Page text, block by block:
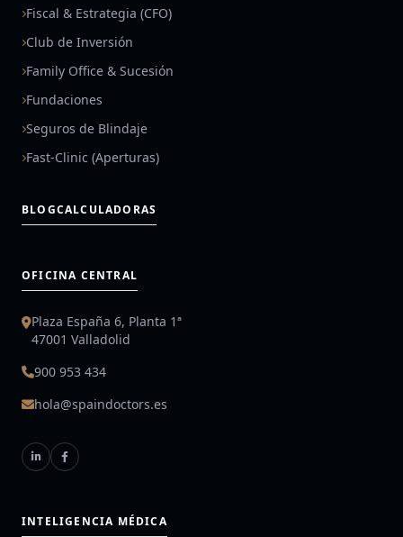
Fiscal & Estrategia (CFO)
Club de Inversión
Family Office & Sucesión
Fundaciones
Seguros de Blindaje
Fast-Clinic (Aperturas)
BLOGCALCULADORAS
OFICINA CENTRAL
Plaza España 6, Planta 1ª
47001 Valladolid
900 953 434
hola@spaindoctors.es
INTELIGENCIA MÉDICA